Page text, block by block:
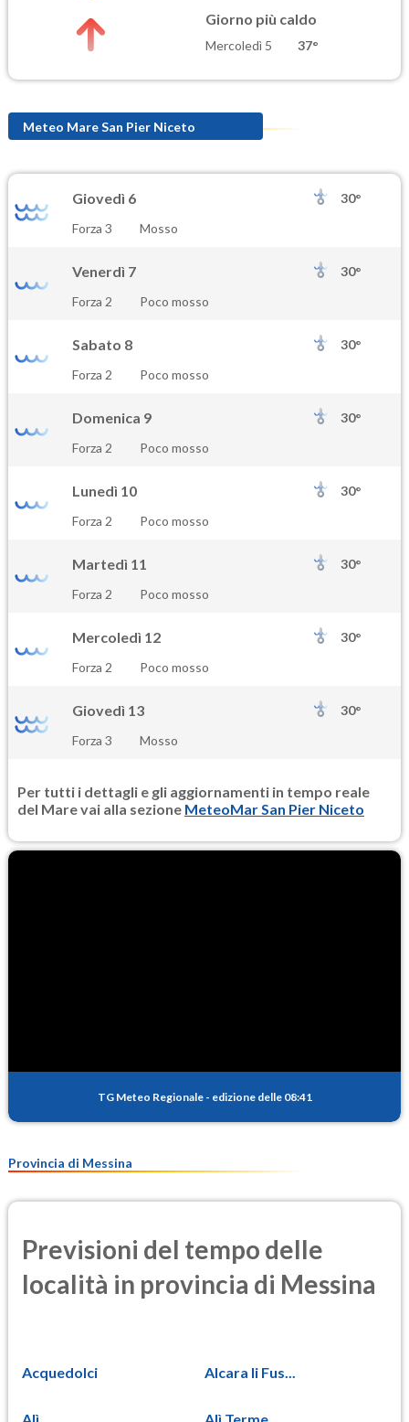
Giorno più caldo
Mercoledì 5 37°
Meteo Mare San Pier Niceto
Giovedì 6
30°
Forza 3
Mosso
Venerdì 7
30°
Forza 2
Poco mosso
Sabato 8
30°
Forza 2
Poco mosso
Domenica 9
30°
Forza 2
Poco mosso
Lunedì 10
30°
Forza 2
Poco mosso
Martedì 11
30°
Forza 2
Poco mosso
Mercoledì 12
30°
Forza 2
Poco mosso
Giovedì 13
30°
Forza 3
Mosso
Per tutti i dettagli e gli aggiornamenti in tempo reale
del Mare vai alla sezione MeteoMar San Pier Niceto
TG Meteo Regionale - edizione delle 08:41
Provincia di Messina
Previsioni del tempo delle
località in provincia di Messina
Acquedolci Alcara li Fus...